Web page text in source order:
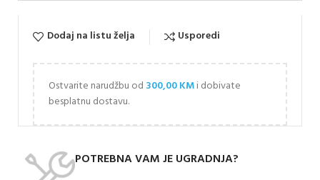
Dodaj na listu želja Usporedi
Ostvarite narudžbu od 300,00KMi dobivate
besplatnu dostavu.
POTREBNA VAM JE UGRADNJA?